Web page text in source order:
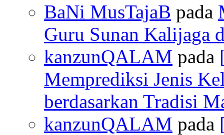
BaNi MusTajaB pada
Guru Sunan Kalijaga
kanzunQALAM pada
Memprediksi Jenis
berdasarkan Tradisi
kanzunQALAM pada